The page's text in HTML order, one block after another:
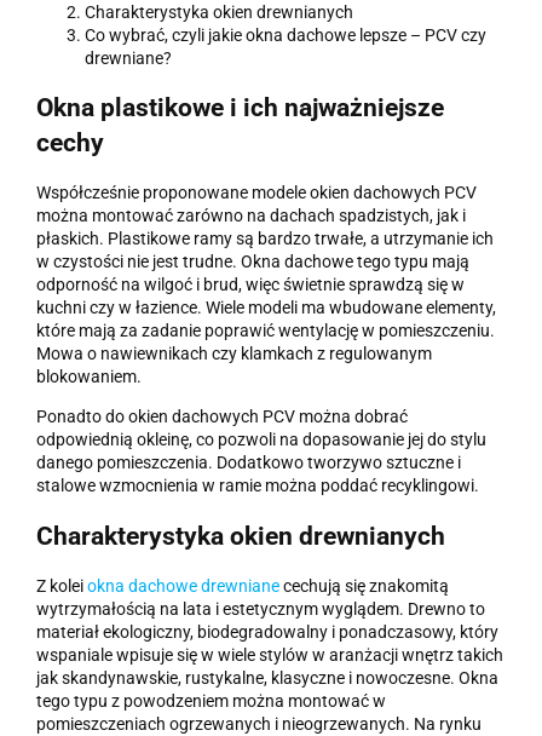
Charakterystyka okien drewnianych
Co wybrać, czyli jakie okna dachowe lepsze – PCV czy
drewniane?
Okna plastikowe i ich najważniejsze
cechy
Współcześnie proponowane modele okien dachowych PCV
można montować zarówno na dachach spadzistych, jak i
płaskich. Plastikowe ramy są bardzo trwałe, a utrzymanie ich
w czystości nie jest trudne. Okna dachowe tego typu mają
odporność na wilgoć i brud, więc świetnie sprawdzą się w
kuchni czy w łazience. Wiele modeli ma wbudowane elementy,
które mają za zadanie poprawić wentylację w pomieszczeniu.
Mowa o nawiewnikach czy klamkach z regulowanym
blokowaniem.
Ponadto do okien dachowych PCV można dobrać
odpowiednią okleinę, co pozwoli na dopasowanie jej do stylu
danego pomieszczenia. Dodatkowo tworzywo sztuczne i
stalowe wzmocnienia w ramie można poddać recyklingowi.
Charakterystyka okien drewnianych
Z koleiokna dachowe drewnianecechują się znakomitą
wytrzymałością na lata i estetycznym wyglądem. Drewno to
materiał ekologiczny, biodegradowalny i ponadczasowy, który
wspaniale wpisuje się w wiele stylów w aranżacji wnętrz takich
jak skandynawskie, rustykalne, klasyczne i nowoczesne. Okna
tego typu z powodzeniem można montować w
pomieszczeniach ogrzewanych i nieogrzewanych. Na rynku